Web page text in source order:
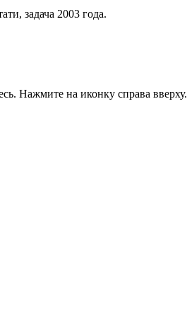
задача 2003 года.
Нажмите на иконку справа вверху.